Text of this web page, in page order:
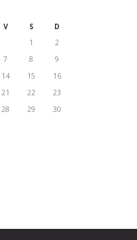
V S D
1
2
7 8
9
14 15
16
21 22
23
28 29
30